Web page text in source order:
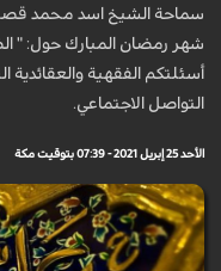
سماحة الشيخ اسد محمد
شهر رمضان المبارك حول: "
أسئلتكم الفقهية والعقائدية
التواصل الاجتماعي.
الأحد 25 إبريل 2021 - 07:39 بتوقيت مكة